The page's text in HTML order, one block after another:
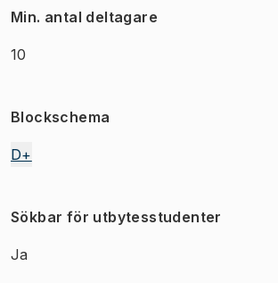
Min. antal deltagare
10
Blockschema
D+
Sökbar för utbytesstudenter
Ja